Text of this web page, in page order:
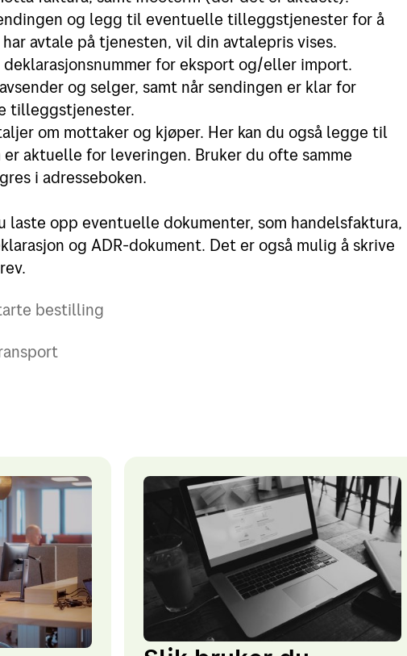
og legg til eventuelle tilleggstjenester for å
avtale på tjenesten, vil din avtalepris vises.
for eksport og/eller import.
og selger, samt når sendingen er klar for
tilleggstjenester.
om mottaker og kjøper. Her kan du også legge til
aktuelle for leveringen. Bruker du ofte samme
i adresseboken.
laste opp eventuelle dokumenter, som handelsfaktura,
og ADR-dokument. Det er også mulig å skrive
bestilling